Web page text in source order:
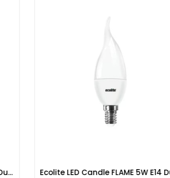
Ecolite LED Candle Ampul 5W E14 Duy Ampul